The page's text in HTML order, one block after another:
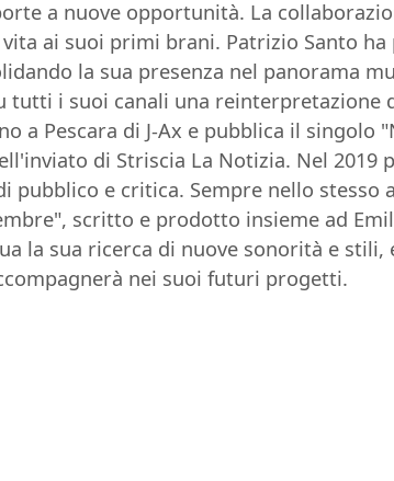
a nuove opportunità. La
ai suoi primi brani. Patrizio Santo
la sua presenza nel panorama
tutti i suoi canali una reinterpretazione
a Pescara di J-Ax e pubblica il
di Striscia La Notizia. Nel 2019
pubblico e critica. Sempre nello
scritto e prodotto insieme ad
la sua ricerca di nuove sonorità e
nei suoi futuri progetti.